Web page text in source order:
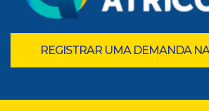
REGISTRAR UMA DEMANDA